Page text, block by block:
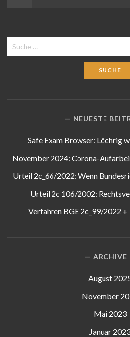
Suche
nach:
NEUESTE
Safe Exam Browser: Löchrig
November 2024: Corona-
Urteil 2c_66/2022: Wenn
Urteil 2c 106/2002:
Verfahren BGE 2c_99/2022
ARCHIVE
August
November
Mai 2023
Januar 2023